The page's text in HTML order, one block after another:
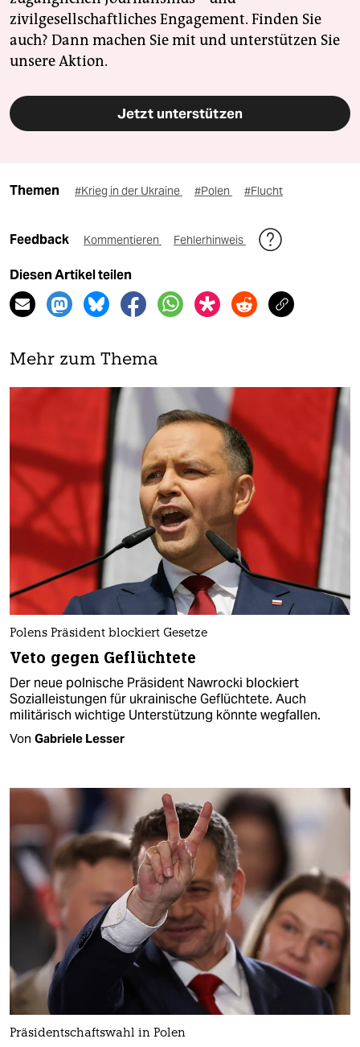
zivilgesellschaftliches Engagement. Finden Sie
auch? Dann machen Sie mit und unterstützen Sie
unsere Aktion.
Jetzt unterstützen
Themen #Krieg in der Ukraine #Polen #Flucht
Feedback Kommentieren Fehlerhinweis
Diesen Artikel teilen
Mehr zum Thema
Polens Präsident blockiert Gesetze
Veto gegen Geflüchtete
Der neue polnische Präsident Nawrocki blockiert
Sozialleistungen für ukrainische Geflüchtete. Auch
militärisch wichtige Unterstützung könnte wegfallen.
Von Gabriele Lesser
Präsidentschaftswahl in Polen